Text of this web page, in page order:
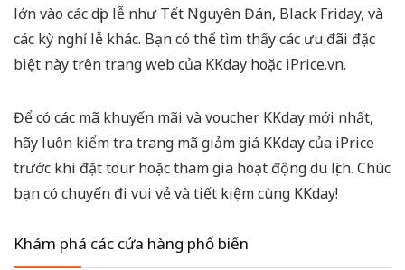
lớn vào các dịp lễ như Tết Nguyên Đán, Black Friday, và
các kỳ nghỉ lễ khác. Bạn có thể tìm thấy các ưu đãi đặc
biệt này trên trang web của KKday hoặc iPrice.vn.
Để có các mã khuyến mãi và voucher KKday mới nhất,
hãy luôn kiểm tra trang mã giảm giá KKday của iPrice
trước khi đặt tour hoặc tham gia hoạt động du lịch. Chúc
bạn có chuyến đi vui vẻ và tiết kiệm cùng KKday!
Khám phá các cửa hàng phổ biến